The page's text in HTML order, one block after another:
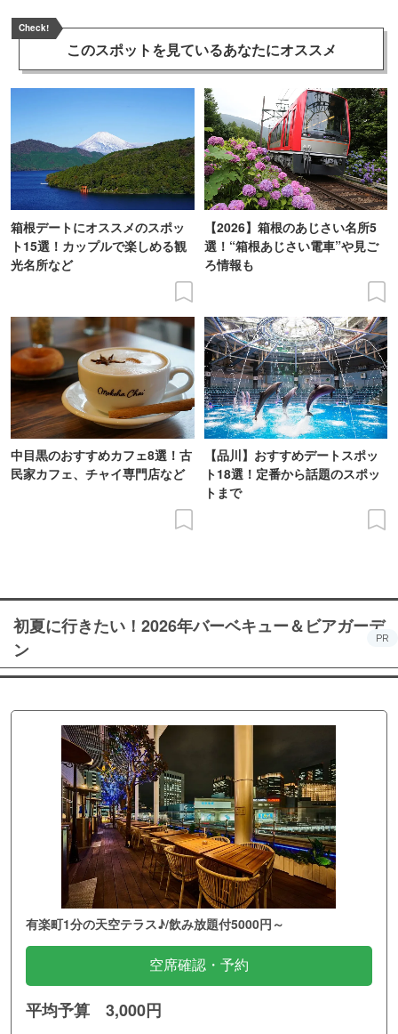
Check!
このスポットを見ているあなたにオススメ
箱根デートにオススメのスポッ
ト15選！カップルで楽しめる観
光名所など
【2026】箱根のあじさい名所5
選！“箱根あじさい電車”や見ご
ろ情報も
中目黒のおすすめカフェ8選！古
民家カフェ、チャイ専門店など
【品川】おすすめデートスポッ
ト18選！定番から話題のスポッ
トまで
初夏に行きたい！2026年バーベキュー＆ビアガーデ
ン
PR
有楽町1分の天空テラス♪/飲み放題付5000円～
空席確認・予約
平均予算 3,000円